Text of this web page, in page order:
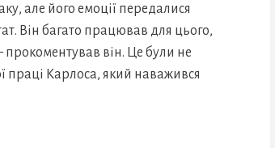
але його емоції передалися
Він багато працював для цього,
прокоментував він. Це були не
праці Карлоса, який наважився